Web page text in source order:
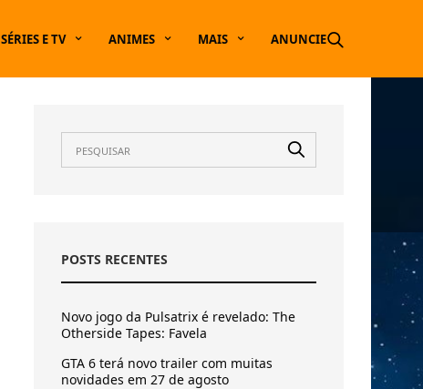
SÉRIES E TV ANIMES MAIS ANUNCIE
POSTS RECENTES
Novo jogo da Pulsatrix é revelado: The
Otherside Tapes: Favela
GTA 6 terá novo trailer com muitas
novidades em 27 de agosto